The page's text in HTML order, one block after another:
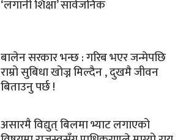
‘लगानी शिक्षा’ सार्वजनिक
बालेन सरकार भन्छ : गरिब भएर जन्मेपछि
राम्रो सुबिधा खोज्न मिल्दैन , दुखमै जीवन
बिताउनु पर्छ !
असारमै विद्युत् बिलमा भ्याट लगाएको